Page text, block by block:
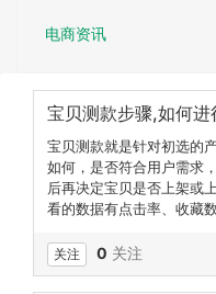
电商资讯
宝贝测款步骤,如何
宝贝测款就是针对初选的
如何，是否符合用户需求
后再决定宝贝是否上架或
看的数据有点击率、收藏
关注 0 关注